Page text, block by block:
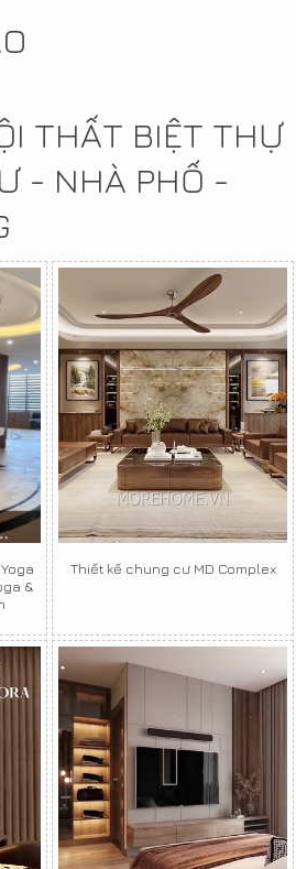
THẤT BIỆT THỰ
- NHÀ PHỐ -
&
Thiết kế chung cư MD Complex